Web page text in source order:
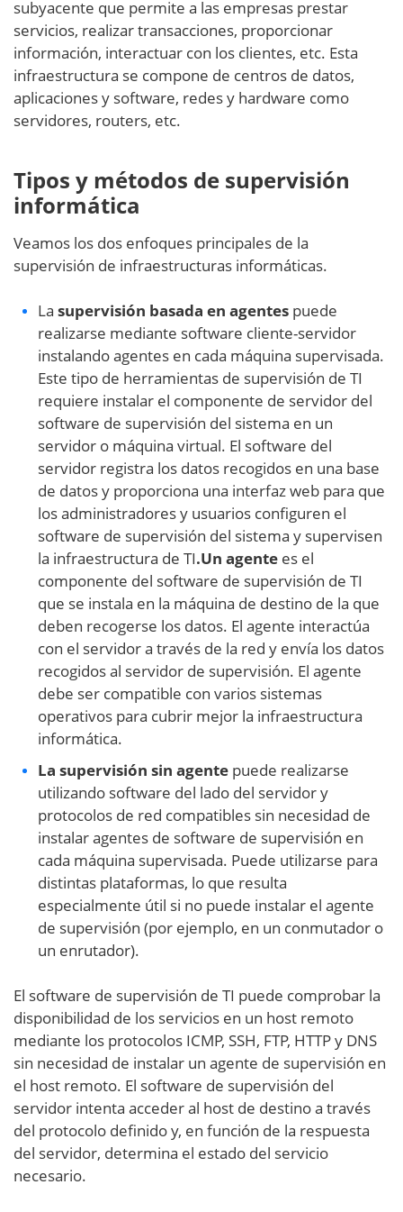
subyacente que permite a las empresas prestar
servicios, realizar transacciones, proporcionar
información, interactuar con los clientes, etc. Esta
infraestructura se compone de centros de datos,
aplicaciones y software, redes y hardware como
servidores, routers, etc.
Tipos y métodos de supervisión
informática
Veamos los dos enfoques principales de la
supervisión de infraestructuras informáticas.
La supervisión basada en agentes puede
realizarse mediante software cliente-servidor
instalando agentes en cada máquina supervisada.
Este tipo de herramientas de supervisión de TI
requiere instalar el componente de servidor del
software de supervisión del sistema en un
servidor o máquina virtual. El software del
servidor registra los datos recogidos en una base
de datos y proporciona una interfaz web para que
los administradores y usuarios configuren el
software de supervisión del sistema y supervisen
la infraestructura de TI.Un agente es el
componente del software de supervisión de TI
que se instala en la máquina de destino de la que
deben recogerse los datos. El agente interactúa
con el servidor a través de la red y envía los datos
recogidos al servidor de supervisión. El agente
debe ser compatible con varios sistemas
operativos para cubrir mejor la infraestructura
informática.
La supervisión sin agente puede realizarse
utilizando software del lado del servidor y
protocolos de red compatibles sin necesidad de
instalar agentes de software de supervisión en
cada máquina supervisada. Puede utilizarse para
distintas plataformas, lo que resulta
especialmente útil si no puede instalar el agente
de supervisión (por ejemplo, en un conmutador o
un enrutador).
El software de supervisión de TI puede comprobar la
disponibilidad de los servicios en un host remoto
mediante los protocolos ICMP, SSH, FTP, HTTP y DNS
sin necesidad de instalar un agente de supervisión en
el host remoto. El software de supervisión del
servidor intenta acceder al host de destino a través
del protocolo definido y, en función de la respuesta
del servidor, determina el estado del servicio
necesario.